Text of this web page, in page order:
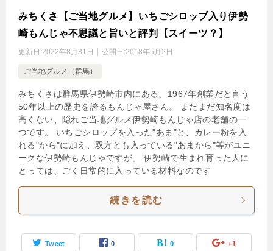
みちくさ【ご当地グルメ】いちごシロップ入り伊勢
崎もんじゃ不思議と旨いと評判【スイーツ？】
更新日:2022年8月31日 公開日:2018年5月2日
ご当地グルメ（群馬）
みちくさは群馬県伊勢崎市内にある、1967年創業だと言う
50年以上の歴史を誇るもんじゃ屋さん。 まだまだ知名度は
高くない、隠れご当地グルメ伊勢崎もんじゃ店の老舗の一
つです。 いちごシロップを入った"あま"と、カレー粉を入
れる"から"に加え、双方とも入っている"あまから"等がユニ
ークな伊勢崎もんじゃですが。 伊勢崎で生まれ育った人に
とっては、ごく日常的に入っている材料なのです
続きを読む
Tweet 0 0 +1